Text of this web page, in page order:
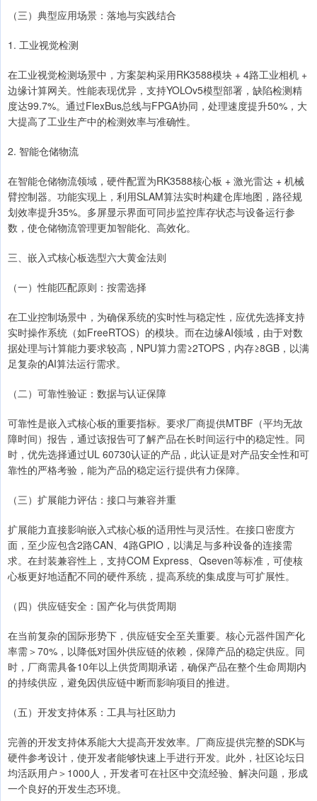
（三）典型应用场景：落地与实践结合
1. 工业视觉检测
在工业视觉检测场景中，方案架构采用RK3588模块 + 4路工业相机 +
边缘计算网关。性能表现优异，支持YOLOv5模型部署，缺陷检测精
度达99.7%。通过FlexBus总线与FPGA协同，处理速度提升50%，大
大提高了工业生产中的检测效率与准确性。
2. 智能仓储物流
在智能仓储物流领域，硬件配置为RK3588核心板 + 激光雷达 + 机械
臂控制器。功能实现上，利用SLAM算法实时构建仓库地图，路径规
划效率提升35%。多屏显示界面可同步监控库存状态与设备运行参
数，使仓储物流管理更加智能化、高效化。
三、嵌入式核心板选型六大黄金法则
（一）性能匹配原则：按需选择
在工业控制场景中，为确保系统的实时性与稳定性，应优先选择支持
实时操作系统（如FreeRTOS）的模块。而在边缘AI领域，由于对数
据处理与计算能力要求较高，NPU算力需≥2TOPS，内存≥8GB，以满
足复杂的AI算法运行需求。
（二）可靠性验证：数据与认证保障
可靠性是嵌入式核心板的重要指标。要求厂商提供MTBF（平均无故
障时间）报告，通过该报告可了解产品在长时间运行中的稳定性。同
时，优先选择通过UL 60730认证的产品，此认证是对产品安全性和可
靠性的严格考验，能为产品的稳定运行提供有力保障。
（三）扩展能力评估：接口与兼容并重
扩展能力直接影响嵌入式核心板的适用性与灵活性。在接口密度方
面，至少应包含2路CAN、4路GPIO，以满足与多种设备的连接需
求。在封装兼容性上，支持COM Express、Qseven等标准，可使核
心板更好地适配不同的硬件系统，提高系统的集成度与可扩展性。
（四）供应链安全：国产化与供货周期
在当前复杂的国际形势下，供应链安全至关重要。核心元器件国产化
率需＞70%，以降低对国外供应链的依赖，保障产品的稳定供应。同
时，厂商需具备10年以上供货周期承诺，确保产品在整个生命周期内
的持续供应，避免因供应链中断而影响项目的推进。
（五）开发支持体系：工具与社区助力
完善的开发支持体系能大大提高开发效率。厂商应提供完整的SDK与
硬件参考设计，使开发者能够快速上手进行开发。此外，社区论坛日
均活跃用户＞1000人，开发者可在社区中交流经验、解决问题，形成
一个良好的开发生态环境。